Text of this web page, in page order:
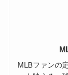
MLBファンの